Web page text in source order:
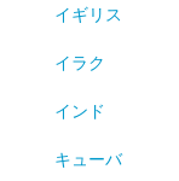
イギリス
イラク
インド
キューバ